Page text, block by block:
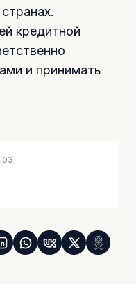
кредитной
и принимать